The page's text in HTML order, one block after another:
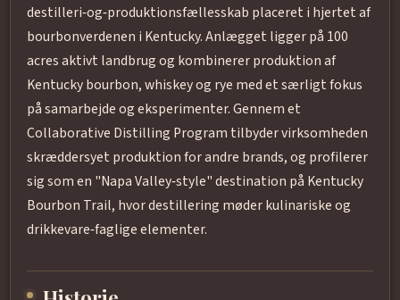
destilleri‑og‑produktionsfællesskab placeret i hjertet af
bourbonverdenen i Kentucky. Anlægget ligger på 100
acres aktivt landbrug og kombinerer produktion af
Kentucky bourbon, whiskey og rye med et særligt fokus
på samarbejde og eksperimenter. Gennem et
Collaborative Distilling Program tilbyder virksomheden
skræddersyet produktion for andre brands, og profilerer
sig som en "Napa Valley‑style" destination på Kentucky
Bourbon Trail, hvor destillering møder kulinariske og
drikkevare‑faglige elementer.